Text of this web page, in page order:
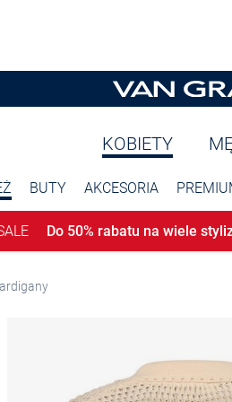
KOBIETY
BUTY AKCESORIA
Do 50% rabatu na wiele